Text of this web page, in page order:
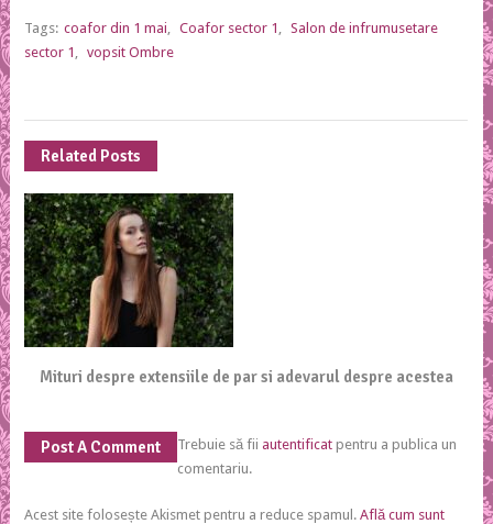
Tags: coafor din 1 mai, Coafor sector 1 , Salon de infrumusetare
sector 1 , vopsit Ombre
Related Posts
Mituri despre extensiile de par si adevarul despre acestea
Post A Comment Trebuie să fii autentificatpentru a publica un
comentariu.
Acest site folosește Akismet pentru a reduce spamul. Află cum sunt